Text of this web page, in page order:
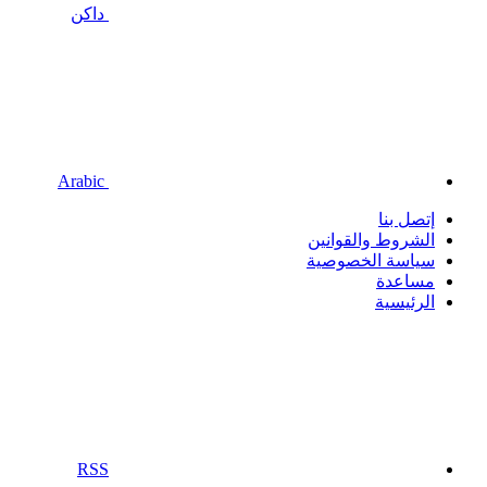
داكن
إتصل بنا
الشروط والقوانين
سياسة الخصوصية
مساعدة
الرئيسية
RSS